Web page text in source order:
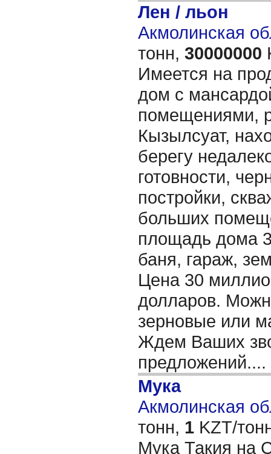
Лен / льон
Акмолинская
тонн, 30000000
Имеется на
дом с
помещениями,
Кызылсуат,
берегу
готовности,
постройки,
больших
площадь дома
баня, гараж,
Цена 30
долларов.
зерновые или
Ждем Ваших
предложений....
Мука
Акмолинская
тонн, 1 KZT/
Мука Такия на